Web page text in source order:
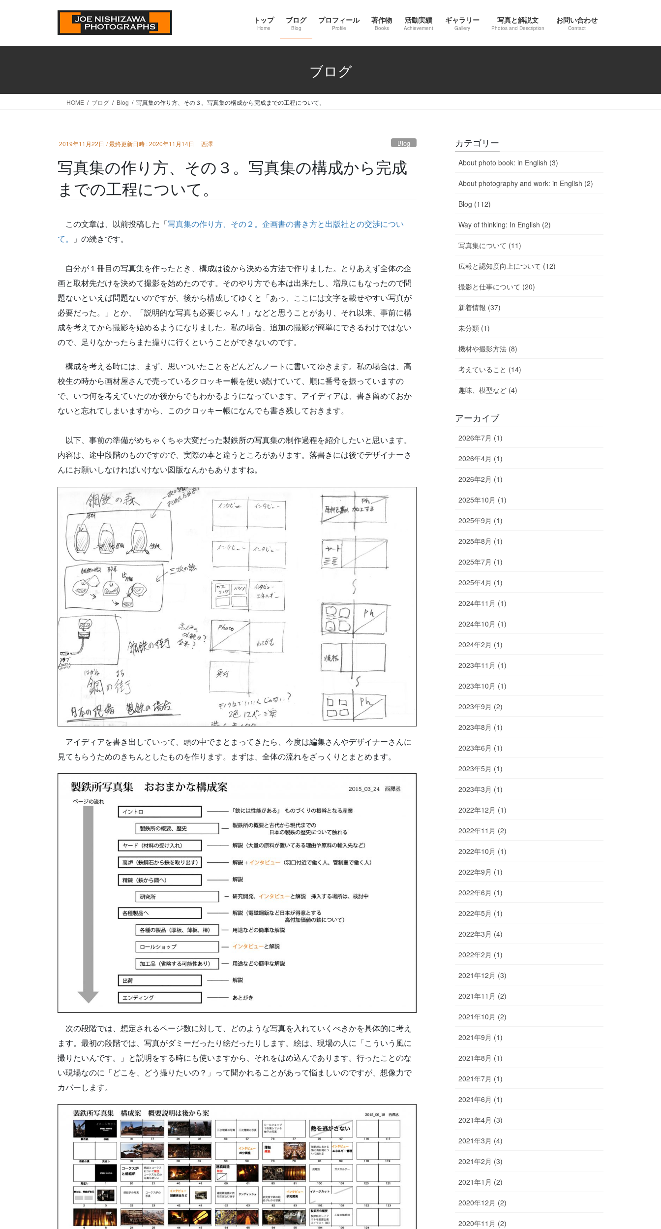
トップ
Home
ブログ
Blog
プロフィール
Profile
著作物
Books
活動実績
Achievement
ギャラリー
Gallery
写真と解説文
Photos and Description
お問い合わせ
Contact
ブログ
HOME ブログ Blog 写真集の作り方、その３。写真集の構成から完成までの工程について。
2019年11月22日 / 最終更新日時 :2020年11月14日 西澤 Blog
写真集の作り方、その３。写真集の構成から完成
までの工程について。
この文章は、以前投稿した「写真集の作り方、その２。企画書の書き方と出版社との交渉につい
て。
」の続きです。
自分が１冊目の写真集を作ったとき、構成は後から決める方法で作りました。とりあえず全体の企
画と取材先だけを決めて撮影を始めたのです。そのやり方でも本は出来たし、増刷にもなったので問
題ないといえば問題ないのですが、後から構成してゆくと「あっ、ここには文字を載せやすい写真が
必要だった。」とか、「説明的な写真も必要じゃん！」などと思うことがあり、それ以来、事前に構
成を考えてから撮影を始めるようになりました。私の場合、追加の撮影が簡単にできるわけではない
ので、足りなかったらまた撮りに行くということができないのです。
構成を考える時には、まず、思いついたことをどんどんノートに書いてゆきます。私の場合は、高
校生の時から画材屋さんで売っているクロッキー帳を使い続けていて、順に番号を振っていますの
で、いつ何を考えていたのか後からでもわかるようになっています。アイディアは、書き留めておか
ないと忘れてしまいますから、このクロッキー帳になんでも書き残しておきます。
以下、事前の準備がめちゃくちゃ大変だった製鉄所の写真集の制作過程を紹介したいと思います。
内容は、途中段階のものですので、実際の本と違うところがあります。落書きには後でデザイナーさ
んにお願いしなければいけない図版なんかもありますね。
アイディアを書き出していって、頭の中でまとまってきたら、今度は編集さんやデザイナーさんに
見てもらうためのきちんとしたものを作ります。まずは、全体の流れをざっくりとまとめます。
次の段階では、想定されるページ数に対して、どのような写真を入れていくべきかを具体的に考え
ます。最初の段階では、写真がダミーだったり絵だったりします。絵は、現場の人に「こういう風に
撮りたいんです。」と説明をする時にも使いますから、それをはめ込んであります。行ったことのな
い現場なのに「どこを、どう撮りたいの？」って聞かれることがあって悩ましいのですが、想像力で
カバーします。
カテゴリー
About photo book: in English (3)
About photography and work: in English (2)
Blog (112)
Way of thinking: In English (2)
写真集について (11)
広報と認知度向上について (12)
撮影と仕事について (20)
新着情報 (37)
未分類 (1)
機材や撮影方法 (8)
考えていること (14)
趣味、模型など (4)
アーカイブ
2026年7月 (1)
2026年4月 (1)
2026年2月 (1)
2025年10月 (1)
2025年9月 (1)
2025年8月 (1)
2025年7月 (1)
2025年4月 (1)
2024年11月 (1)
2024年10月 (1)
2024年2月 (1)
2023年11月 (1)
2023年10月 (1)
2023年9月 (2)
2023年8月 (1)
2023年6月 (1)
2023年5月 (1)
2023年3月 (1)
2022年12月 (1)
2022年11月 (2)
2022年10月 (1)
2022年9月 (1)
2022年6月 (1)
2022年5月 (1)
2022年3月 (4)
2022年2月 (1)
2021年12月 (3)
2021年11月 (2)
2021年10月 (2)
2021年9月 (1)
2021年8月 (1)
2021年7月 (1)
2021年6月 (1)
2021年4月 (3)
2021年3月 (4)
2021年2月 (3)
2021年1月 (2)
2020年12月 (2)
2020年11月 (2)